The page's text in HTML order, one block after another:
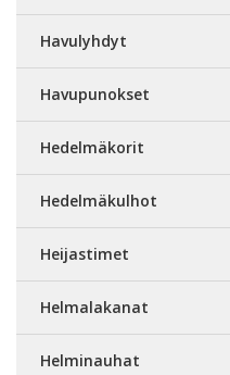
Havulyhdyt
Havupunokset
Hedelmäkorit
Hedelmäkulhot
Heijastimet
Helmalakanat
Helminauhat